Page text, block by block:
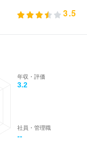
3.5
年収・評価
3.2
社員・管理職
--